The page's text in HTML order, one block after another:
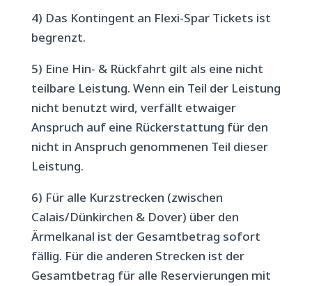
4) Das Kontingent an Flexi-Spar Tickets ist
begrenzt.
5) Eine Hin- & Rückfahrt gilt als eine nicht
teilbare Leistung. Wenn ein Teil der Leistung
nicht benutzt wird, verfällt etwaiger
Anspruch auf eine Rückerstattung für den
nicht in Anspruch genommenen Teil dieser
Leistung.
6) Für alle Kurzstrecken (zwischen
Calais/Dünkirchen & Dover) über den
Ärmelkanal ist der Gesamtbetrag sofort
fällig. Für die anderen Strecken ist der
Gesamtbetrag für alle Reservierungen mit